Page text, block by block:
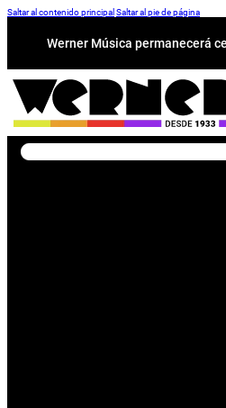
Saltar al contenido principal Saltar al pie de página
Werner Música permanecerá
Buscar